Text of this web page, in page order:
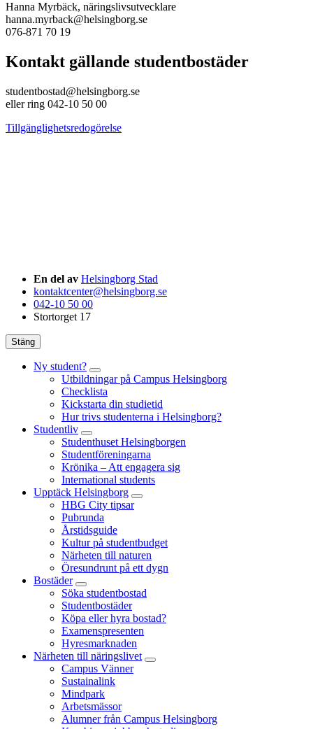
Hanna Myrbäck, näringslivsutvecklare
hanna.myrback@helsingborg.se
076-871 70 19
Kontakt gällande studentbostäder
studentbostad@helsingborg.se
eller ring 042-10 50 00
Tillgänglighetsredogörelse
En del av Helsingborg Stad
kontaktcenter@helsingborg.se
042-10 50 00
Stortorget 17
Stäng
Ny student?
Utbildningar på Campus Helsingborg
Checklista
Kickstarta din studietid
Hur trivs studenterna i Helsingborg?
Studentliv
Studenthuset Helsingborgen
Studentföreningarna
Krönika – Att engagera sig
International students
Upptäck Helsingborg
HBG City tipsar
Pubrunda
Årstidsguide
Kultur på studentbudget
Närheten till naturen
Öresundrunt på ett dygn
Bostäder
Söka studentbostad
Studentbostäder
Köpa eller hyra bostad?
Examenspresenten
Hyresmarknaden
Närheten till näringslivet
Campus Vänner
Sustainalink
Mindpark
Arbetsmässor
Alumner från Campus Helsingborg